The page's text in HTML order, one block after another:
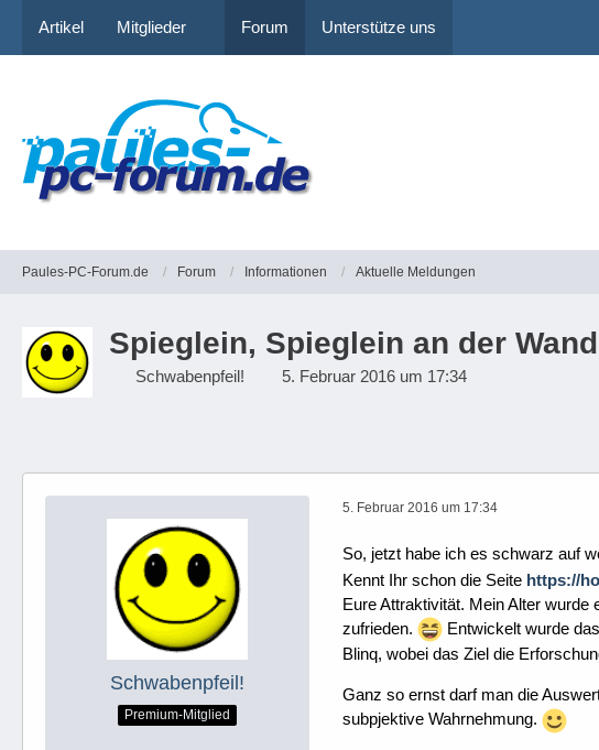
Artikel Mitglieder Forum Unterstütze uns
Paules-PC-Forum.de Forum Informationen Aktuelle Meldungen
Spieglein, Spieglein an der
Schwabenpfeil! 5. Februar 2016 um 17:34
Schwabenpfeil!
Premium-Mitglied
5. Februar 2016 um 17:34
So, jetzt habe ich es schwarz auf
Kennt Ihr schon die Seite https://
Eure Attraktivität. Mein Alter
zufrieden.
Entwickelt wurde
Blinq, wobei das Ziel die
Ganz so ernst darf man die
subpjektive Wahrnehmung.